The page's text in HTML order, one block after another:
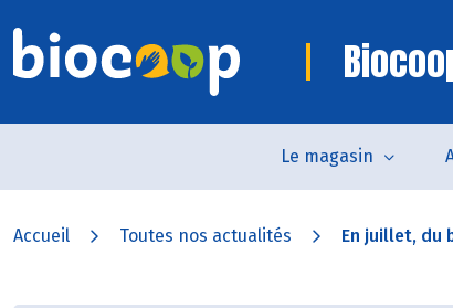
Le magasin
Accueil Toutes nos actualités En juillet, du